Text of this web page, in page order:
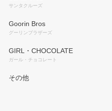
サンタクルーズ
Goorin Bros
グーリンブラザーズ
GIRL・CHOCOLATE
ガール・チョコレート
その他